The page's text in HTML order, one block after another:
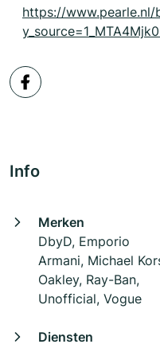
https://www.pearle.nl/
Info
Merken
DbyD, Emporio
Armani, Michael
Oakley, Ray-Ban,
Unofficial, Vogue
Diensten